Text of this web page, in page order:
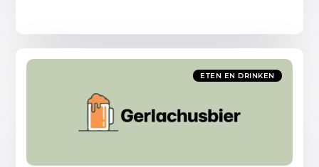
ETEN EN DRINKEN